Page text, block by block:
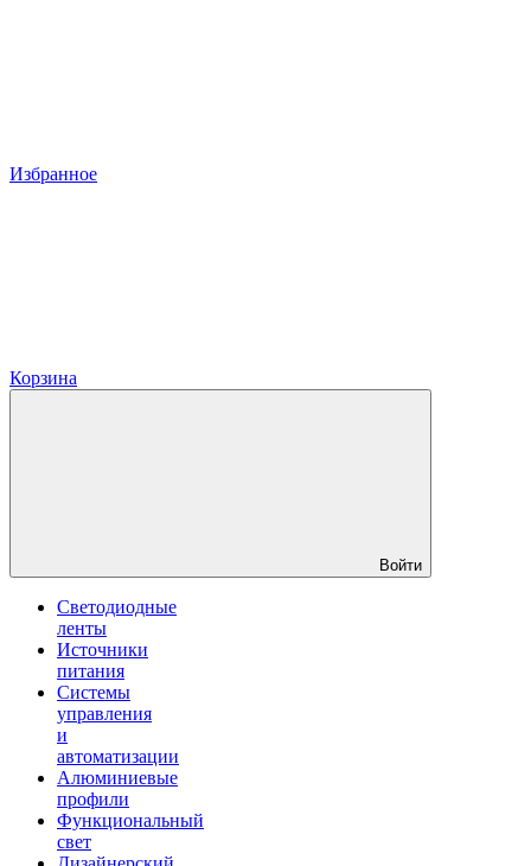
Избранное
Корзина
Войти
Светодиодные
ленты
Источники
питания
Системы
управления
и
автоматизации
Алюминиевые
профили
Функциональный
свет